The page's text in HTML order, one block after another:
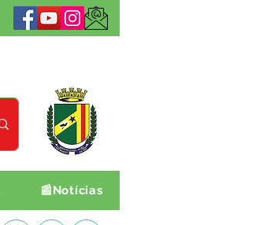
📰Notícias